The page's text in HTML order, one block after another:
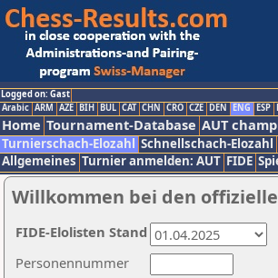
Logged on: Gast
Arabic ARM AZE BIH BUL CAT CHN CRO CZE DEN ENG ESP
Home Tournament-Database AUT
Turnierschach-Elozahl Schnellschach-Elozahl
Allgemeines Turnier anmelden: AUT FIDE
Willkommen bei den
Personennummer
FIDE-Elolisten Stand